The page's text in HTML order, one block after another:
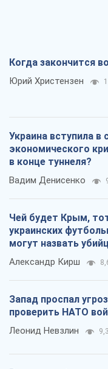
Когда закончится
Юрий Христензен
Украина вступила в
экономического
в конце туннеля?
Вадим Денисенко
Чей будет Крым,
украинских
могут назвать
Александр Кирш
Запад проспал
проверить НАТО
Леонид Невзлин